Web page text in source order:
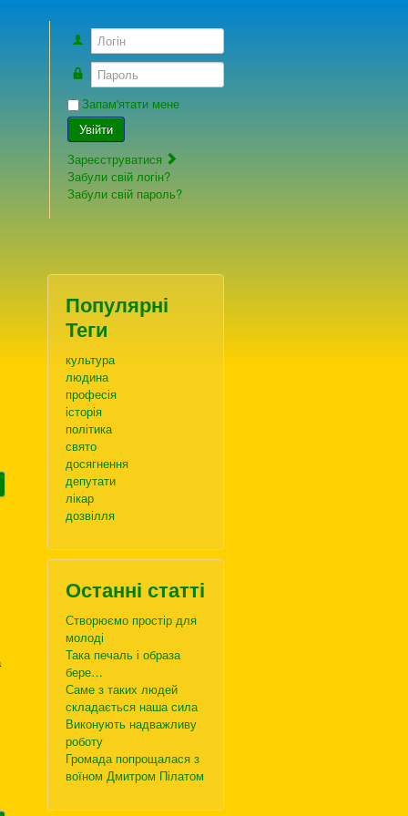
Логін
Пароль
Запам'ятати мене
Увійти
Зареєструватися
Забули свій логін?
Забули свій пароль?
Популярні
Теги
культура
людина
професія
історія
політика
свято
досягнення
депутати
лікар
дозвілля
Останні статті
Створюємо простір для
молоді
Така печаль і образа
бере…
Саме з таких людей
складається наша сила
Виконують надважливу
роботу
Громада попрощалася з
воїном Дмитром Пілатом